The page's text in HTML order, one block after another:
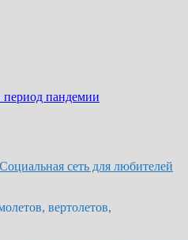
пандемии
сеть для любителей
вертолетов,